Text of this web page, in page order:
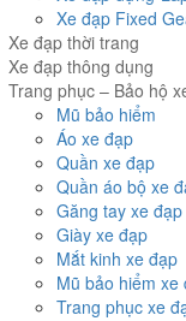
Xe đạp Fixed
Xe đạp thời trang
Xe đạp thông dụng
Trang phục – Bảo hộ
Mũ bảo hiểm
Áo xe đạp
Quần xe đạp
Quần áo bộ xe
Găng tay xe đạp
Giày xe đạp
Mắt kinh xe đạp
Mũ bảo hiểm xe
Trang phục xe